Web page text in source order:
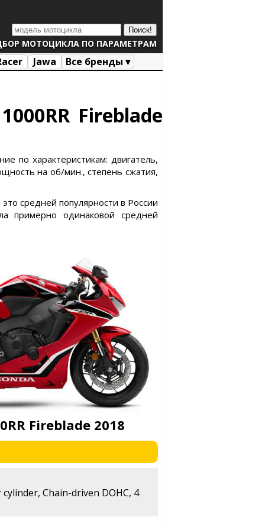
МОТОЦИКЛА ПО ПАРАМЕТРАМ
Jawa
Все бренды ▾
Fireblade
по характеристикам: двигатель,
на об/мин., степень сжатия,
средней популярности в России
примерно одинаковой средней
Fireblade 2018
Chain-driven DOHC, 4